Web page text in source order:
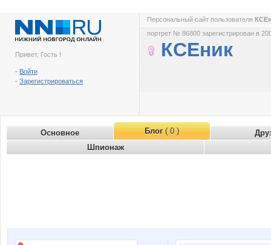
Привет, Гость !
- Войти
- Зарегистрироваться
Персональный сайт пользователя
портрет № 86800 зарегистрирован в
КСЕник
Основное Блог( 0 )
Шпионаж